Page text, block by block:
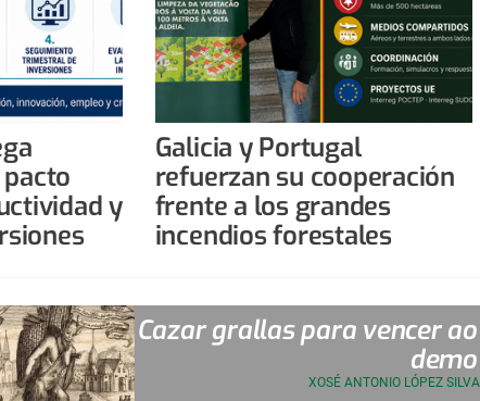
y
Galicia y Portugal
refuerzan su cooperación
frente a los grandes
incendios forestales
Cazar grallas para vencer ao
demo
XOSÉ ANTONIO LÓPEZ SILVA